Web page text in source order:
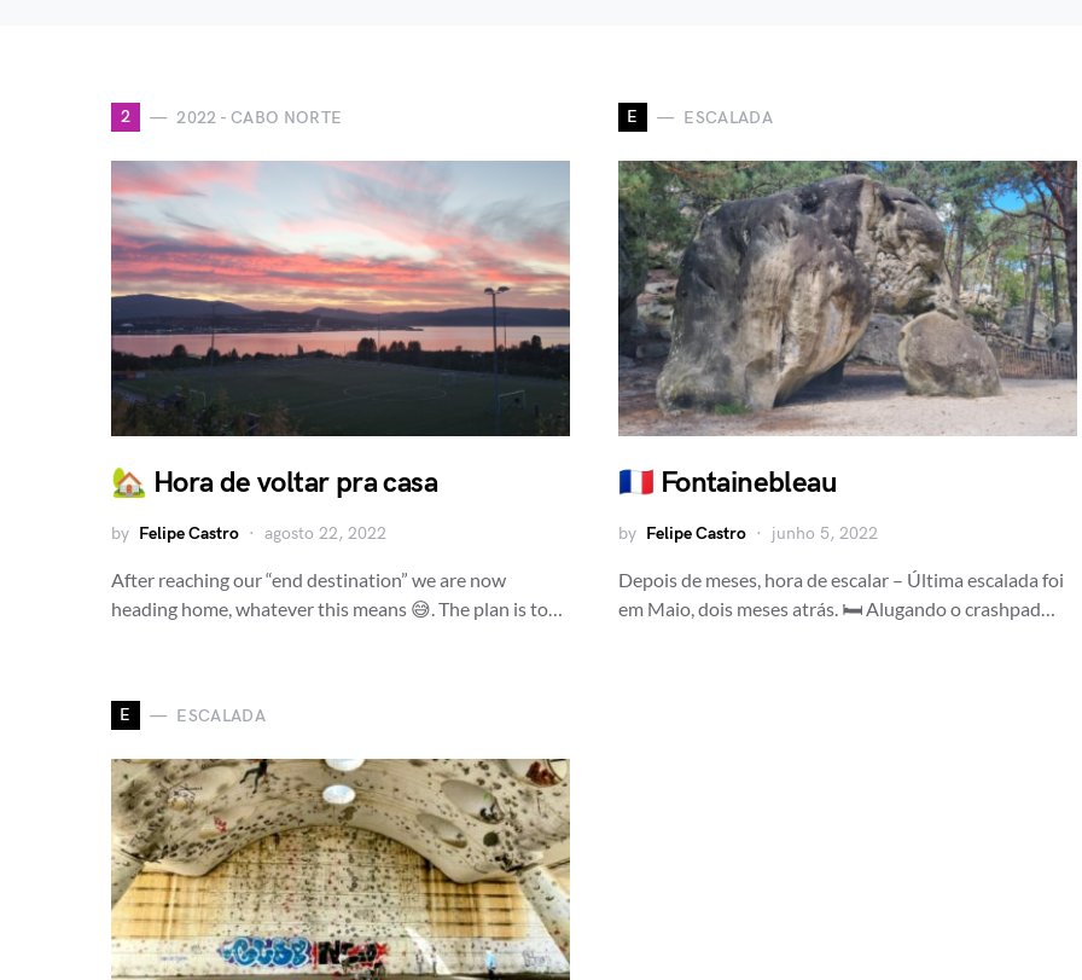
2 2022 - CABO NORTE
🏡 Hora de voltar pra casa
by Felipe Castro agosto 22, 2022
After reaching our “end destination” we are now
heading home, whatever this means 😅. The plan is to…
E ESCALADA
🇫🇷 Fontainebleau
by Felipe Castro junho 5, 2022
Depois de meses, hora de escalar – Última escalada foi
em Maio, dois meses atrás. 🛏 Alugando o crashpad…
E ESCALADA